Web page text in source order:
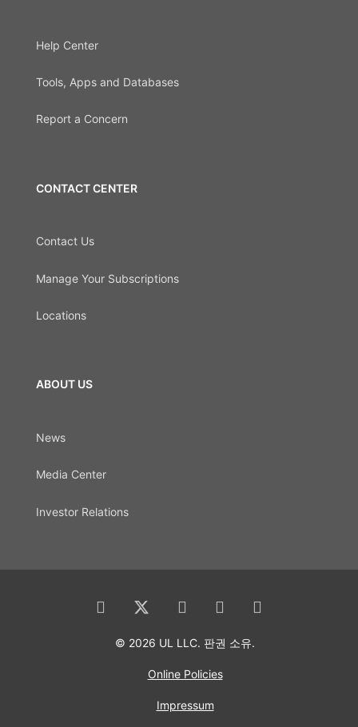
Help Center
Tools, Apps and Databases
Report a Concern
CONTACT CENTER
Contact Us
Manage Your Subscriptions
Locations
ABOUT US
News
Media Center
Investor Relations
© 2026 UL LLC. 판권 소유.
Online Policies
Impressum